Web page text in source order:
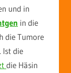
und in
in die
die Tumore
Ist die
die Häsin